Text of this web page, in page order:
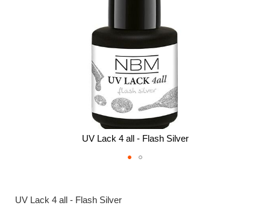
UV Lack 4 all - Flash Silver
der
UV Lack 4 all - Flash Silver